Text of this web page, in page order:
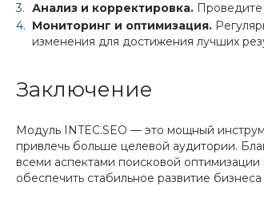
Анализ и корректировка. Проведите
Мониторинг и оптимизация.
изменения для достижения лучших
Заключение
Модуль INTEC.SEO — это мощный
привлечь больше целевой аудитории.
всеми аспектами поисковой оптимизации
обеспечить стабильное развитие